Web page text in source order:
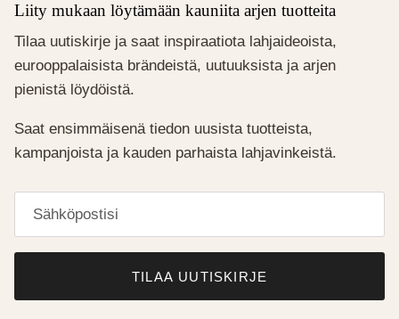
Liity mukaan löytämään kauniita arjen tuotteita
Tilaa uutiskirje ja saat inspiraatiota lahjaideoista,
eurooppalaisista brändeistä, uutuuksista ja arjen
pienistä löydöistä.
Saat ensimmäisenä tiedon uusista tuotteista,
kampanjoista ja kauden parhaista lahjavinkeistä.
TILAA UUTISKIRJE